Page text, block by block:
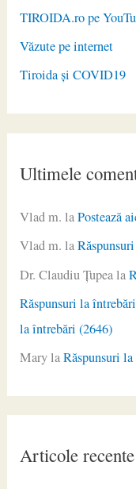
TIROIDA.ro pe
Văzute pe internet
Tiroida și COVID19
Ultimele
Vlad m. laPostează
Vlad m. la
Dr. Claudiu Ţupeala
Răspunsuri la
la întrebări (2646)
MarylaRăspunsuri
Articole recente